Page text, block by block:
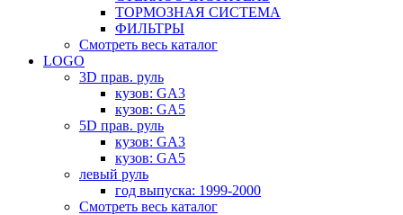
ТОРМОЗНАЯ СИСТЕМА
ФИЛЬТРЫ
Смотреть весь каталог
LOGO
3D прав. руль
кузов: GA3
кузов: GA5
5D прав. руль
кузов: GA3
кузов: GA5
левый руль
год выпуска: 1999-2000
Смотреть весь каталог